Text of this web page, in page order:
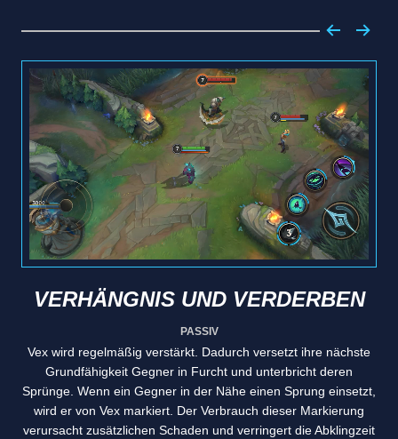
VERHÄNGNIS UND VERDERBEN
PASSIV
Vex wird regelmäßig verstärkt. Dadurch versetzt ihre nächste
Grundfähigkeit Gegner in Furcht und unterbricht deren
Sprünge. Wenn ein Gegner in der Nähe einen Sprung einsetzt,
wird er von Vex markiert. Der Verbrauch dieser Markierung
verursacht zusätzlichen Schaden und verringert die Abklingzeit